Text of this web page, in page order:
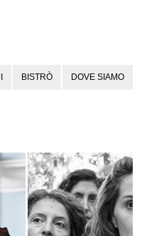
BISTRÒ DOVE SIAMO